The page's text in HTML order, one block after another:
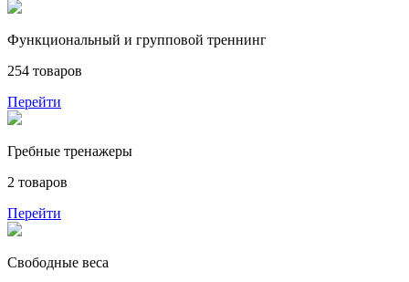
Функциональный и групповой треннинг
254 товаров
Перейти
Гребные тренажеры
2 товаров
Перейти
Свободные веса